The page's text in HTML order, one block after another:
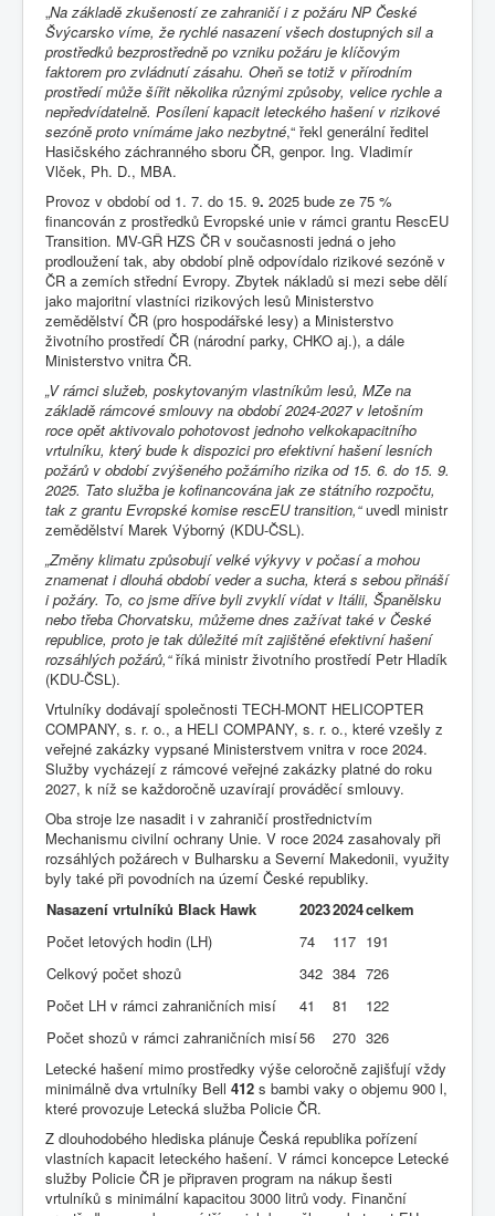
„Na základě zkušeností ze zahraničí i z požáru NP České
Švýcarsko víme, že rychlé nasazení všech dostupných sil a
prostředků bezprostředně po vzniku požáru je klíčovým
faktorem pro zvládnutí zásahu. Oheň se totiž v přírodním
prostředí může šířit několika různými způsoby, velice rychle a
nepředvídatelně. Posílení kapacit leteckého hašení v rizikové
sezóně proto vnímáme jako nezbytné,“ řekl generální ředitel
Hasičského záchranného sboru ČR, genpor. Ing. Vladimír
Vlček, Ph. D., MBA.
Provoz v období od 1. 7. do 15. 9. 2025 bude ze 75 %
financován z prostředků Evropské unie v rámci grantu RescEU
Transition. MV-GŘ HZS ČR v současnosti jedná o jeho
prodloužení tak, aby období plně odpovídalo rizikové sezóně v
ČR a zemích střední Evropy. Zbytek nákladů si mezi sebe dělí
jako majoritní vlastníci rizikových lesů Ministerstvo
zemědělství ČR (pro hospodářské lesy) a Ministerstvo
životního prostředí ČR (národní parky, CHKO aj.), a dále
Ministerstvo vnitra ČR.
„V rámci služeb, poskytovaným vlastníkům lesů, MZe na
základě rámcové smlouvy na období 2024-2027 v letošním
roce opět aktivovalo pohotovost jednoho velkokapacitního
vrtulníku, který bude k dispozici pro efektivní hašení lesních
požárů v období zvýšeného požárního rizika od 15. 6. do 15. 9.
2025. Tato služba je kofinancována jak ze státního rozpočtu,
tak z grantu Evropské komise rescEU transition,“uvedl ministr
zemědělství Marek Výborný (KDU-ČSL).
„Změny klimatu způsobují velké výkyvy v počasí a mohou
znamenat i dlouhá období veder a sucha, která s sebou přináší
i požáry. To, co jsme dříve byli zvyklí vídat v Itálii, Španělsku
nebo třeba Chorvatsku, můžeme dnes zažívat také v České
republice, proto je tak důležité mít zajištěné efektivní hašení
rozsáhlých požárů,“říká ministr životního prostředí Petr Hladík
(KDU-ČSL).
Vrtulníky dodávají společnosti TECH-MONT HELICOPTER
COMPANY, s. r. o., a HELI COMPANY, s. r. o., které vzešly z
veřejné zakázky vypsané Ministerstvem vnitra v roce 2024.
Služby vycházejí z rámcové veřejné zakázky platné do roku
2027, k níž se každoročně uzavírají prováděcí smlouvy.
Oba stroje lze nasadit i v zahraničí prostřednictvím
Mechanismu civilní ochrany Unie. V roce 2024 zasahovaly při
rozsáhlých požárech v Bulharsku a Severní Makedonii, využity
byly také při povodních na území České republiky.
Nasazení vrtulníků Black Hawk
20232024celkem
Počet letových hodin (LH)
74 117 191
Celkový počet shozů
342 384 726
Počet LH v rámci zahraničních misí
41 81
122
Počet shozů v rámci zahraničních misí56 270 326
Letecké hašení mimo prostředky výše celoročně zajišťují vždy
minimálně dva vrtulníky Bell 412 s bambi vaky o objemu 900 l,
které provozuje Letecká služba Policie ČR.
Z dlouhodobého hlediska plánuje Česká republika pořízení
vlastních kapacit leteckého hašení. V rámci koncepce Letecké
služby Policie ČR je připraven program na nákup šesti
vrtulníků s minimální kapacitou 3000 litrů vody. Finanční